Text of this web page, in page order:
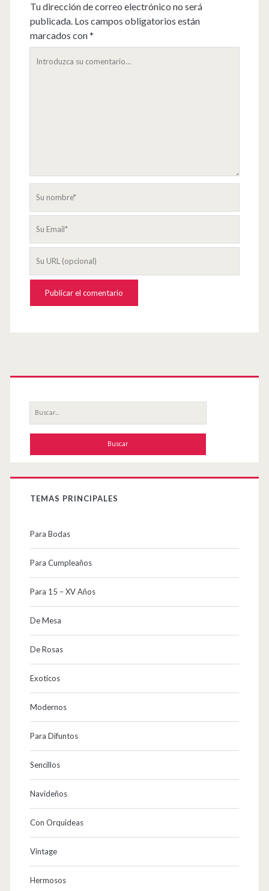
Tu dirección de correo electrónico no será
publicada. Los campos obligatorios están
marcados con*
de
Sidebar
Buscar
por:
TEMAS PRINCIPALES
Para Bodas
Para Cumpleaños
Para 15 – XV Años
De Mesa
De Rosas
Exoticos
Modernos
Para Difuntos
Sencillos
Navideños
Con Orquideas
Vintage
Hermosos